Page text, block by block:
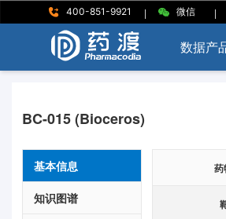
400-851-9921 | 微信 |
数据产
BC-015 (Bioceros)
基本信息
知识图谱
药